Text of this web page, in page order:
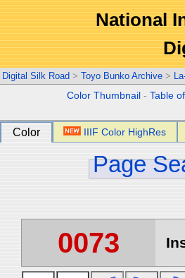
National
Digital Silk Road > Toyo Bunko Archive >
Color Thumbnail -Table
Color IIIF Color HighRes
Page
0073